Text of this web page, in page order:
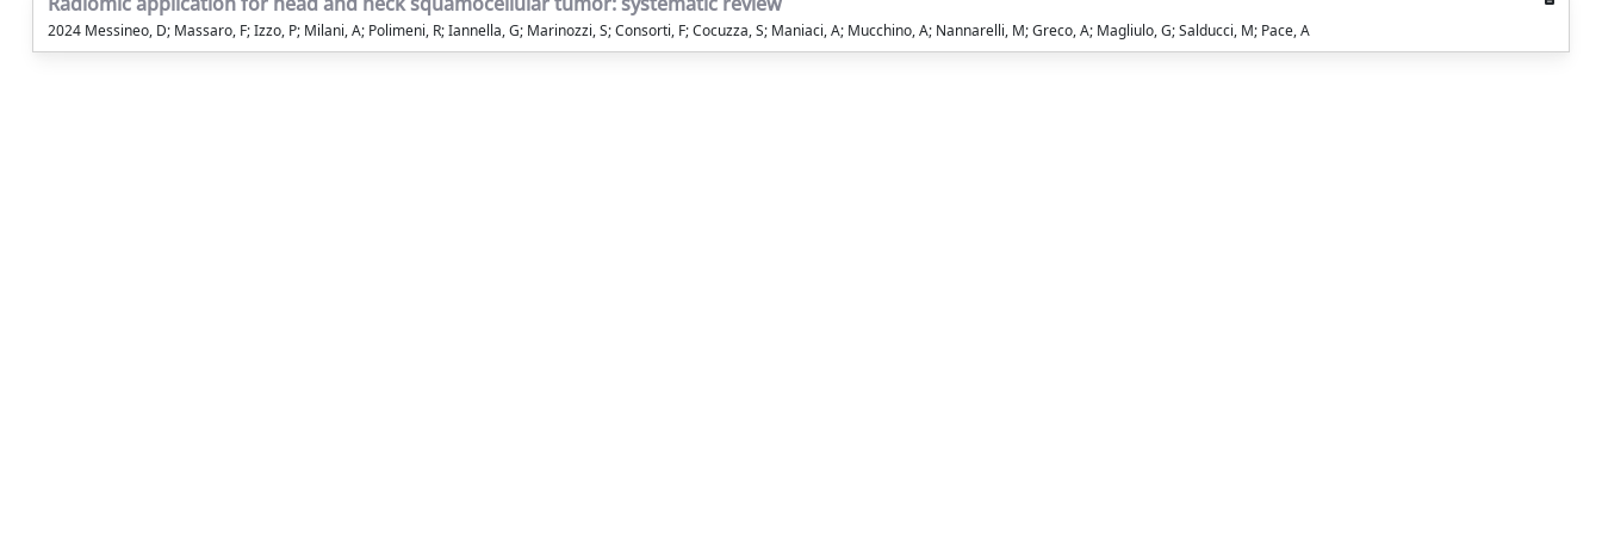
2024 Messineo, D; Massaro, F; Izzo, P; Milani, A; Polimeni, R; Iannella, G; Marinozzi, S; Consorti, F; Cocuzza, S; Maniaci, A; Mucchino, A; Nannarelli, M; Greco, A; Magliulo, G; Salducci, M; Pace, A